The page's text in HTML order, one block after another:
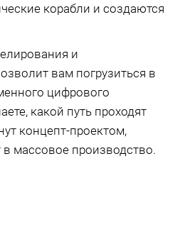
корабли и создаются
и
вам погрузиться в
цифрового
какой путь проходят
концепт-проектом,
массовое производство.